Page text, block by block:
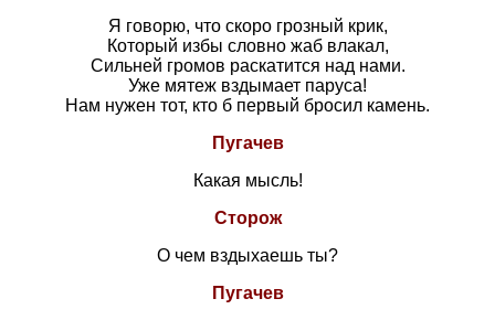
Я говорю, что скоро грозный крик,
Который избы словно жаб влакал,
Сильней громов раскатится над нами.
Уже мятеж вздымает паруса!
Нам нужен тот, кто б первый бросил камень.
Пугачев
Какая мысль!
Сторож
О чем вздыхаешь ты?
Пугачев